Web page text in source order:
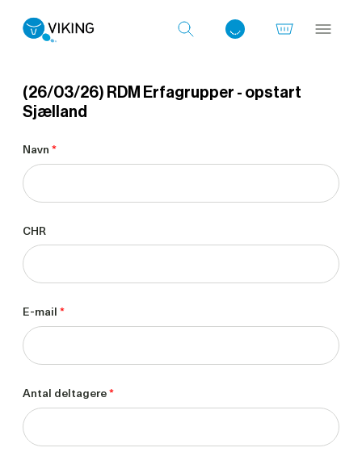
(26/03/26) RDM Erfagrupper - opstart
Sjælland
Navn*
CHR
E-mail*
Antal deltagere*